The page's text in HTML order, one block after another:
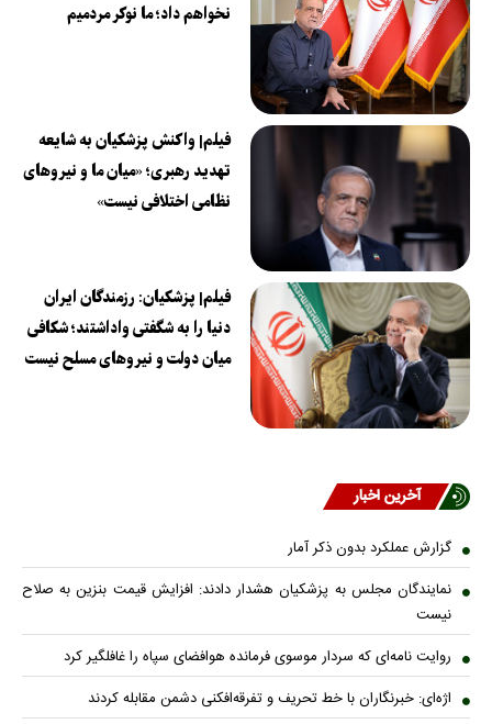
نخواهم داد؛ ما نوکر مردمیم
فیلم| واکنش پزشکیان به شایعه
تهدید رهبری؛ «میان ما و نیروهای
نظامی اختلافی نیست»
فیلم| پزشکیان: رزمندگان ایران
دنیا را به شگفتی واداشتند؛ شکافی
میان دولت و نیروهای مسلح نیست
آخرین اخبار
گزارش عملکرد بدون ذکر آمار
نمایندگان مجلس به پزشکیان هشدار دادند: افزایش قیمت بنزین به صلاح
نیست
روایت نامه‌ای که سردار موسوی فرمانده هوافضای سپاه را غافلگیر کرد
اژه‌ای: خبرنگاران با خط تحریف و تفرقه‌افکنی دشمن مقابله کردند